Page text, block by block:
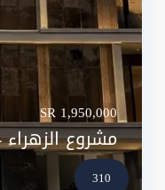
SR 1,950,000
مشروع الزهراء 724
310